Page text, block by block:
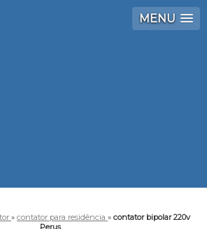
MENU
» contator para residência » contator bipolar 220v
Perus